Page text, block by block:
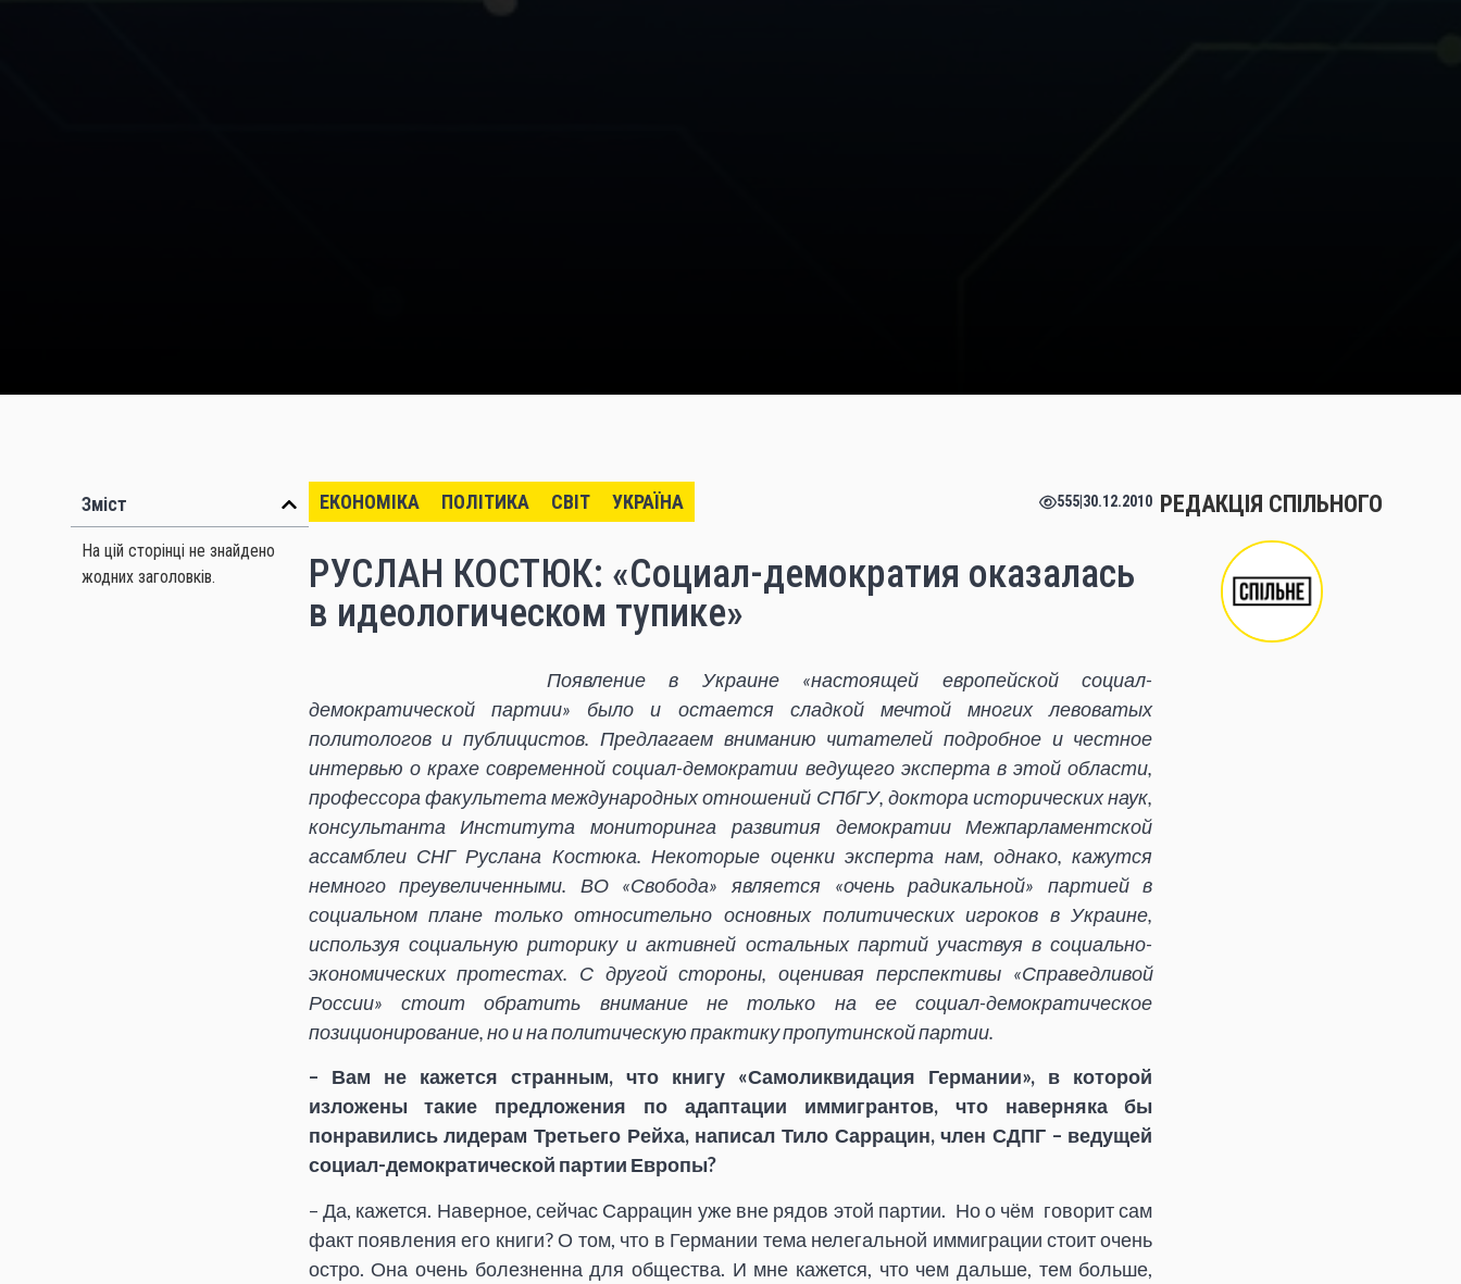
Зміст
На цій сторінці не знайдено
жодних заголовків.
ЕКОНОМІКА ПОЛІТИКА СВІТ УКРАЇНА 555 30.12.2010
РУСЛАН КОСТЮК: «Социал-демократия оказалась
в идеологическом тупике»
Появление в Украине «настоящей европейской социал-
демократической партии» было и остается сладкой мечтой многих левоватых
политологов и публицистов. Предлагаем вниманию читателей подробное и честное
интервью о крахе современной социал-демократии ведущего эксперта в этой области,
профессора факультета международных отношений СПбГУ, доктора исторических наук,
консультанта Института мониторинга развития демократии Межпарламентской
ассамблеи СНГ Руслана Костюка. Некоторые оценки эксперта нам, однако, кажутся
немного преувеличенными. ВО «Свобода» является «очень радикальной» партией в
социальном плане только относительно основных политических игроков в Украине,
используя социальную риторику и активней остальных партий участвуя в социально-
экономических протестах. С другой стороны, оценивая перспективы «Справедливой
России» стоит обратить внимание не только на ее социал-демократическое
позиционирование, но и на политическую практику пропутинской партии.
– Вам не кажется странным, что книгу «Самоликвидация Германии», в которой
изложены такие предложения по адаптации иммигрантов, что наверняка бы
понравились лидерам Третьего Рейха, написал Тило Саррацин, член СДПГ – ведущей
социал-демократической партии Европы?
– Да, кажется. Наверное, сейчас Саррацин уже вне рядов этой партии. Но о чём говорит сам
факт появления его книги? О том, что в Германии тема нелегальной иммиграции стоит очень
остро. Она очень болезненна для общества. И мне кажется, что чем дальше, тем больше,
РЕДАКЦІЯ СПІЛЬНОГО